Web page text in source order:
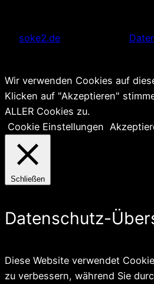
soke2.de
Wir verwenden Cookies auf
Klicken auf "Akzeptieren"
ALLER Cookies zu.
Cookie Einstellungen
Schließen
Datenschutz-
Diese Website verwendet
zu verbessern, während Sie